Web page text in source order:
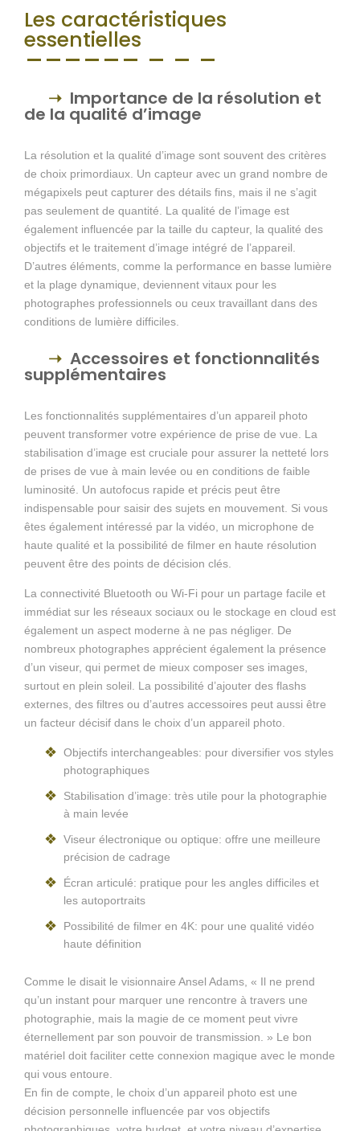
Les caractéristiques
essentielles
Importance de la résolution et
de la qualité d’image
La résolution et la qualité d’image sont souvent des critères
de choix primordiaux. Un capteur avec un grand nombre de
mégapixels peut capturer des détails fins, mais il ne s’agit
pas seulement de quantité. La qualité de l’image est
également influencée par la taille du capteur, la qualité des
objectifs et le traitement d’image intégré de l’appareil.
D’autres éléments, comme la performance en basse lumière
et la plage dynamique, deviennent vitaux pour les
photographes professionnels ou ceux travaillant dans des
conditions de lumière difficiles.
Accessoires et fonctionnalités
supplémentaires
Les fonctionnalités supplémentaires d’un appareil photo
peuvent transformer votre expérience de prise de vue. La
stabilisation d’image est cruciale pour assurer la netteté lors
de prises de vue à main levée ou en conditions de faible
luminosité. Un autofocus rapide et précis peut être
indispensable pour saisir des sujets en mouvement. Si vous
êtes également intéressé par la vidéo, un microphone de
haute qualité et la possibilité de filmer en haute résolution
peuvent être des points de décision clés.
La connectivité Bluetooth ou Wi-Fi pour un partage facile et
immédiat sur les réseaux sociaux ou le stockage en cloud est
également un aspect moderne à ne pas négliger. De
nombreux photographes apprécient également la présence
d’un viseur, qui permet de mieux composer ses images,
surtout en plein soleil. La possibilité d’ajouter des flashs
externes, des filtres ou d’autres accessoires peut aussi être
un facteur décisif dans le choix d’un appareil photo.
Objectifs interchangeables: pour diversifier vos styles
photographiques
Stabilisation d’image: très utile pour la photographie
à main levée
Viseur électronique ou optique: offre une meilleure
précision de cadrage
Écran articulé: pratique pour les angles difficiles et
les autoportraits
Possibilité de filmer en 4K: pour une qualité vidéo
haute définition
Comme le disait le visionnaire Ansel Adams, « Il ne prend
qu’un instant pour marquer une rencontre à travers une
photographie, mais la magie de ce moment peut vivre
éternellement par son pouvoir de transmission. » Le bon
matériel doit faciliter cette connexion magique avec le monde
qui vous entoure.
En fin de compte, le choix d’un appareil photo est une
décision personnelle influencée par vos objectifs